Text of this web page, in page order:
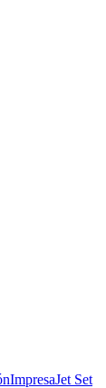
ImpresaJet Set